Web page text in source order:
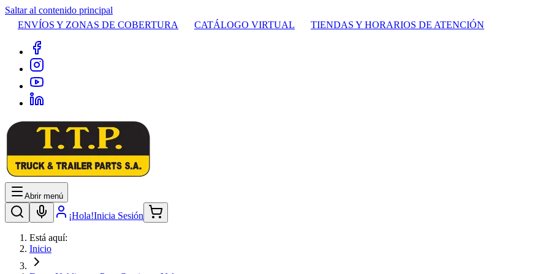
Saltar al contenido principal
ENVÍOS Y ZONAS DE COBERTURA
CATÁLOGO VIRTUAL TIENDAS Y HORARIOS DE ATENCIÓN
Abrir menú
¡Hola!Inicia Sesión
Está aquí:
Inicio